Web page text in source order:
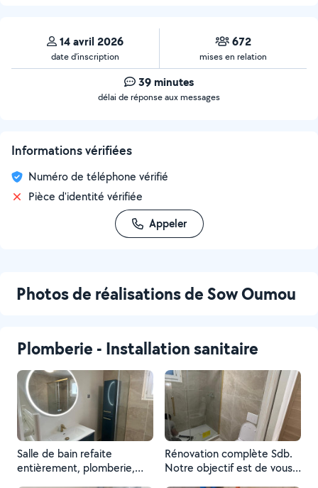
14 avril 2026
date d’inscription
672
mises en relation
39 minutes
délai de réponse aux messages
Informations vérifiées
Numéro de téléphone vérifié
Pièce d'identité vérifiée
Appeler
Photos de réalisations de Sow Oumou
Plomberie - Installation sanitaire
Salle de bain refaite
entièrement, plomberie,
Rénovation complète Sdb.
Notre objectif est de vous